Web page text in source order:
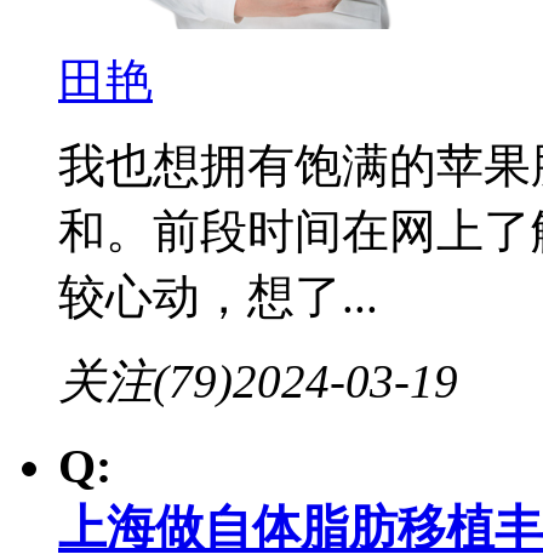
田艳
我也想拥有饱满的苹
和。前段时间在网上
较心动，想了...
关注(79)2024-03-19
Q:
上海做自体脂肪移植